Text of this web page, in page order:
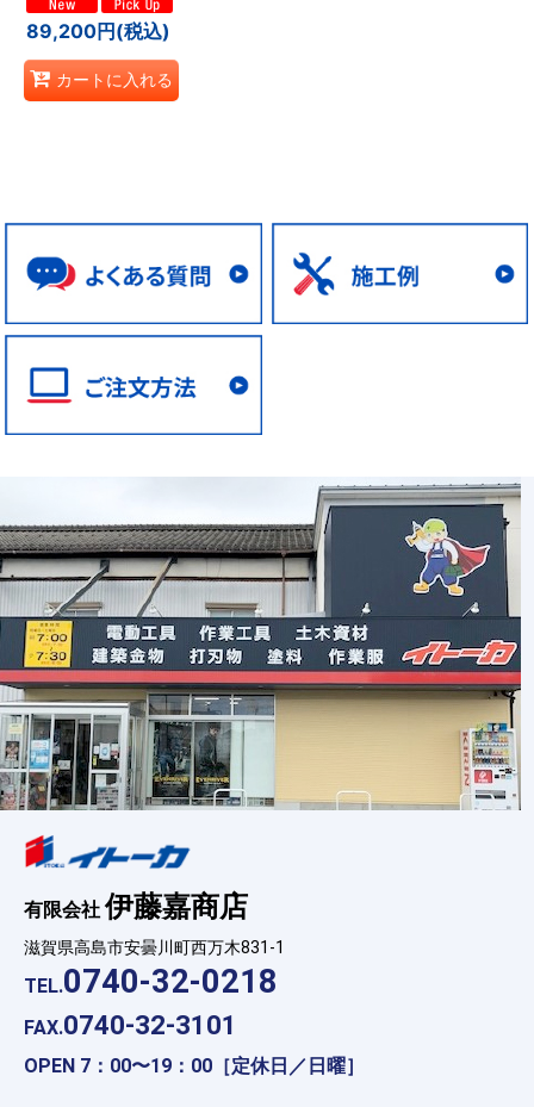
89,200円(税込)
カートに入れる
切断工具
エアー工具
有限会社伊藤嘉商店
滋賀県高島市安曇川町西万木831-1
TEL.0740-32-0218
FAX.0740-32-3101
OPEN 7：00〜19：00［定休日／日曜］